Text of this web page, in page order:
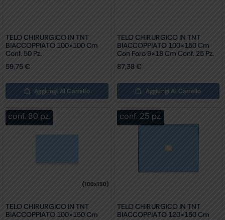
TELO CHIRURGICO IN TNT
BIACCOPPIATO 100×100 Cm
Conf. 50 Pz.
59,75€
Aggiungi Al Carrello
TELO CHIRURGICO IN TNT
BIACCOPPIATO 100×150 Cm
Con Foro 9×18 Cm Conf. 25 Pz.
87,38€
Aggiungi Al Carrello
conf. 80 pz.
TELO CHIRURGICO IN TNT
BIACCOPPIATO 100×150 Cm
conf. 25 pz.
TELO CHIRURGICO IN TNT
BIACCOPPIATO 120×150 Cm